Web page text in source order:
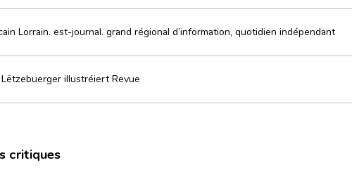
Lorrain. est-journal. grand régional d’information, quotidien indépendant
illustréiert Revue
critiques